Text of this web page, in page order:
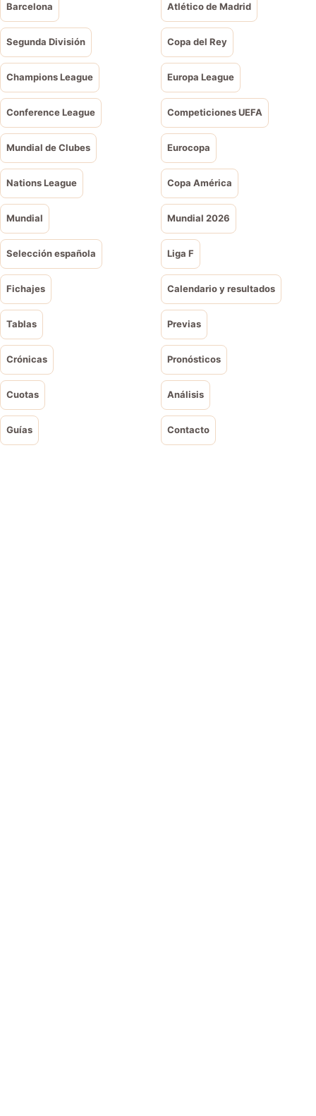
Barcelona Atlético de Madrid
Segunda División Copa del Rey
Champions League Europa League
Conference League Competiciones UEFA
Mundial de Clubes Eurocopa
Nations League Copa América
Mundial Mundial 2026
Selección española Liga F
Fichajes Calendario y resultados
Tablas Previas
Crónicas Pronósticos
Cuotas Análisis
Guías Contacto